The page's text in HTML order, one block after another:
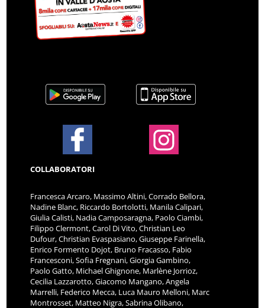
COLLABORATORI
Francesca Arcaro, Massimo Altini, Corrado Bellora,
Nadine Blanc, Riccardo Bortolotti, Manila Calipari,
Giulia Calisti, Nadia Camposaragna, Paolo Ciambi,
Filippo Clermont, Carol Di Vito, Christian Leo
Dufour, Christian Evaspasiano, Giuseppe Farinella,
Enrico Formento Dojot, Bruno Fracasso, Fabio
Francesconi, Sofia Fregnani, Giorgia Gambino,
Paolo Gatto, Michael Ghignone, Marlène Jorrioz,
Cecilia Lazzarotto, Giacomo Mangano, Angela
Marrelli, Federico Mecca, Luca Mauro Melloni, Marc
Montrosset, Matteo Nigra, Sabrina Olibano,